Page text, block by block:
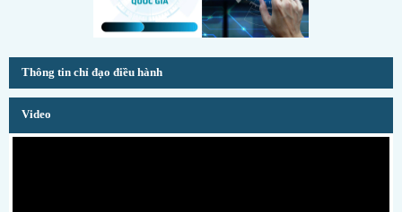
Thông tin chỉ đạo điều hành
Video